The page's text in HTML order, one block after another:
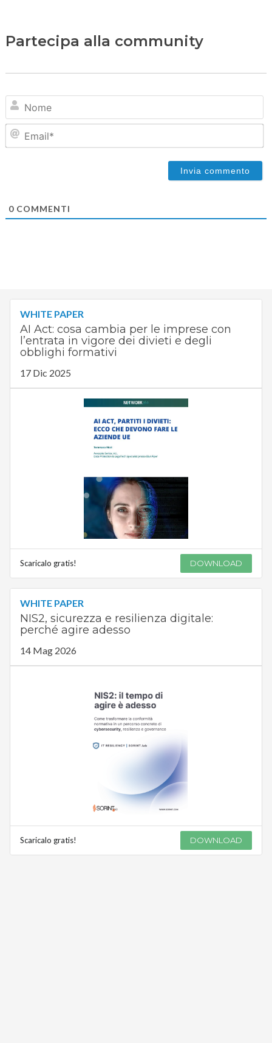
Partecipa alla community
0COMMENTI
WHITE PAPER
AI Act: cosa cambia per le imprese con
l’entrata in vigore dei divieti e degli
obblighi formativi
17 Dic 2025
Scaricalo gratis! DOWNLOAD
WHITE PAPER
NIS2, sicurezza e resilienza digitale:
perché agire adesso
14 Mag 2026
Scaricalo gratis! DOWNLOAD